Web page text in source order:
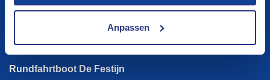
Anpassen
Social media
Rundfahrtboot De Festijn